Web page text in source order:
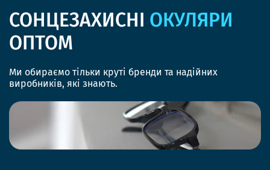
СОНЦЕЗАХИСНІ ОКУЛЯРИ
ОПТОМ
Ми обираємо тільки круті бренди та надійних
виробників, які знають.